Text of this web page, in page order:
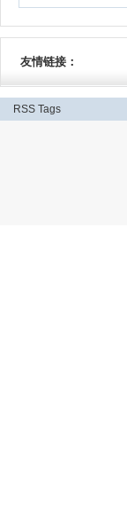
友情链接：
RSS Tags